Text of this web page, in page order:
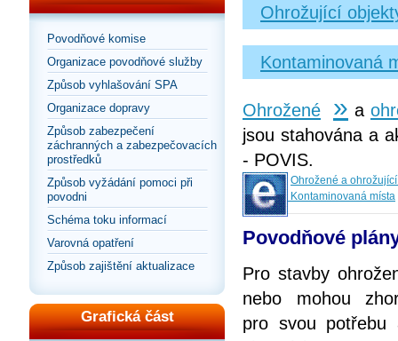
Povodňové komise
Organizace povodňové služby
Způsob vyhlašování SPA
Organizace dopravy
Způsob zabezpečení
záchranných a zabezpečovacích
prostředků
Způsob vyžádání pomoci při
povodni
Schéma toku informací
Varovná opatření
Způsob zajištění aktualizace
Grafická část
Ohrožující
Kontaminovaná
Ohrožené » a
jsou stahována a
- POVIS.
Ohrožené a
Kontaminovaná místa
Povodňové
Pro stavby
nebo mohou
pro svou potřebu